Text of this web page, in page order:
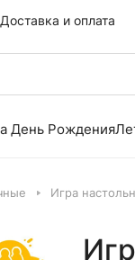
Доставка и оплата
День Рождения
Игра